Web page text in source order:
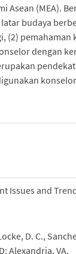
Asean (MEA).
budaya
dengan
Issues and
D. C.,
Alexandria, VA.